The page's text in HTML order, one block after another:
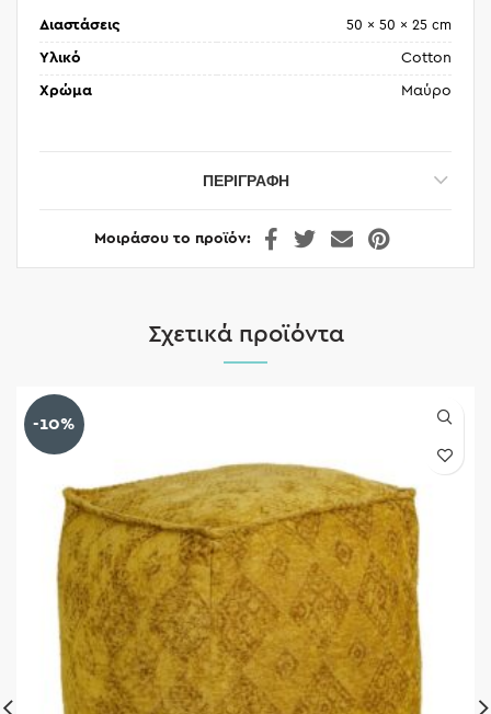
Διαστάσεις 50 × 50 × 25 cm
Υλικό Cotton
Χρώμα Μαύρο
ΠΕΡΙΓΡΑΦΉ
Μοιράσου το προϊόν
Σχετικά προϊόντα
-10%